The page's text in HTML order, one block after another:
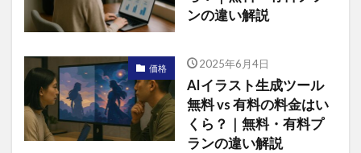
ンの違い解説
価格 2025年6月4日
AIイラスト生成ツール
無料 vs 有料の料金はい
くら？｜無料・有料プ
ランの違い解説